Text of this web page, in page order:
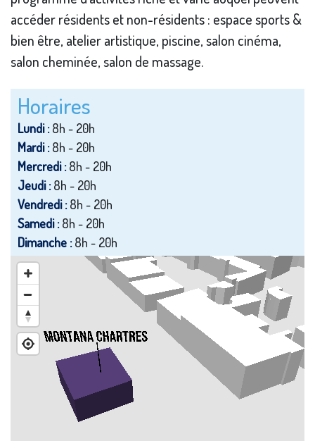
accéder résidents et non-résidents : espace sports &
bien être, atelier artistique, piscine, salon cinéma,
salon cheminée, salon de massage.
Horaires
Lundi :8h - 20h
Mardi :8h - 20h
Mercredi :8h - 20h
Jeudi :8h - 20h
Vendredi :8h - 20h
Samedi :8h - 20h
Dimanche :8h - 20h